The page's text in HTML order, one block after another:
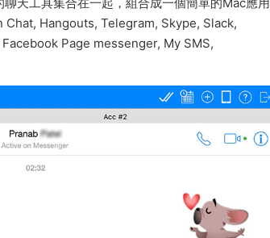
Hangouts, Telegram, Skype, Slack,
Page messenger, My SMS,